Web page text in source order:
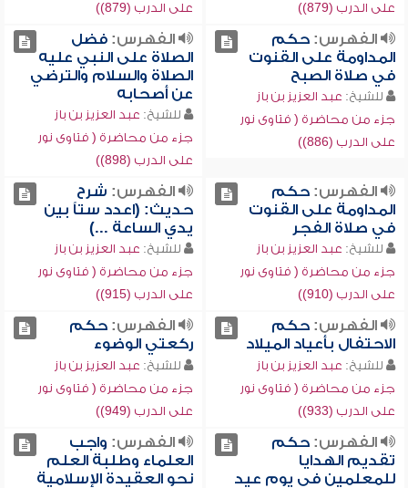
على الدرب (879))
على الدرب (879))
الفهرس:حكم
المداومة على القنوت
في صلاة الصبح
للشيخ: عبد العزيز بن باز
جزء من محاضرة ( فتاوى نور
على الدرب (886))
الفهرس:فضل
الصلاة على النبي عليه
الصلاة والسلام والترضي
عن أصحابه
للشيخ: عبد العزيز بن باز
جزء من محاضرة ( فتاوى نور
على الدرب (898))
الفهرس:حكم
المداومة على القنوت
في صلاة الفجر
للشيخ: عبد العزيز بن باز
جزء من محاضرة ( فتاوى نور
على الدرب (910))
الفهرس: شرح
حديث: (اعدد ستاً بين
يدي الساعة ...)
للشيخ: عبد العزيز بن باز
جزء من محاضرة ( فتاوى نور
على الدرب (915))
الفهرس:حكم
الاحتفال بأعياد الميلاد
للشيخ: عبد العزيز بن باز
جزء من محاضرة ( فتاوى نور
على الدرب (933))
الفهرس:حكم
ركعتي الوضوء
للشيخ: عبد العزيز بن باز
جزء من محاضرة ( فتاوى نور
على الدرب (949))
الفهرس:حكم
تقديم الهدايا
للمعلمين في يوم عيد
الفهرس: واجب
العلماء وطلبة العلم
نحو العقيدة الإسلامية